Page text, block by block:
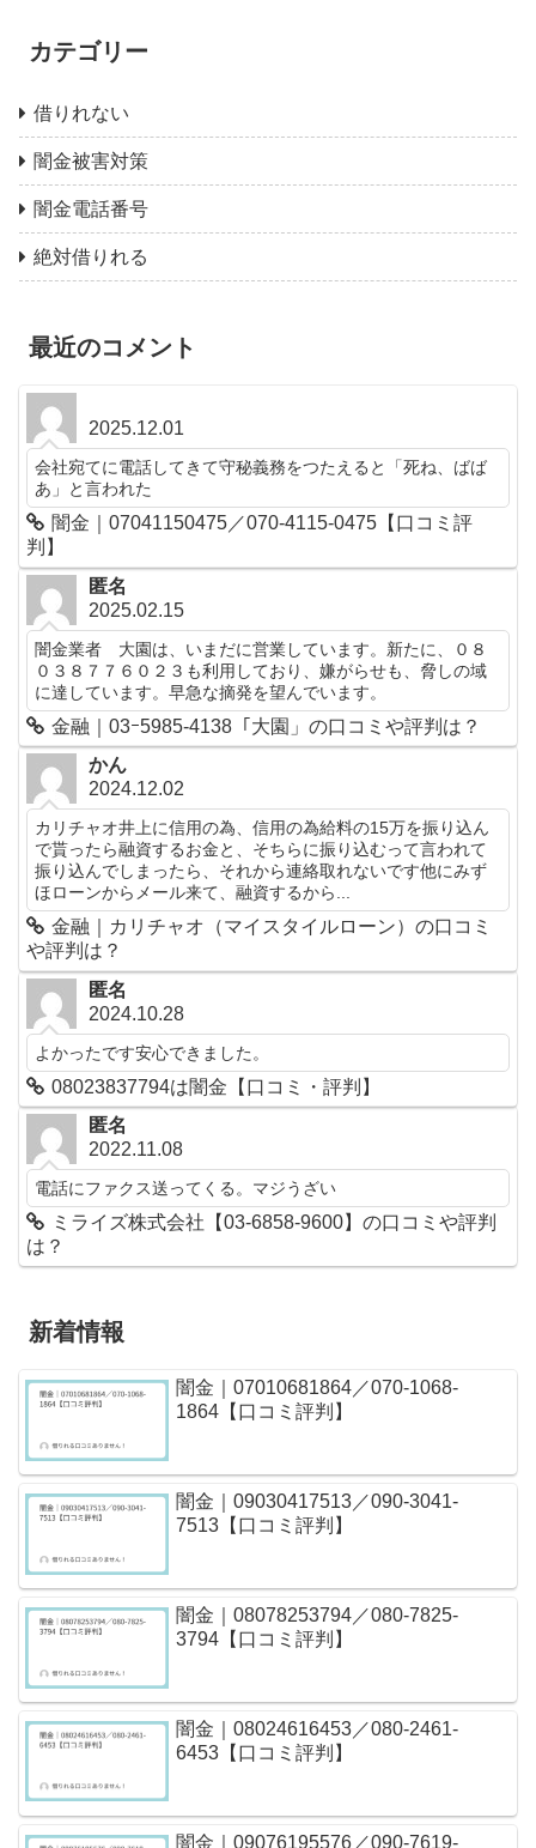
カテゴリー
借りれない
闇金被害対策
闇金電話番号
絶対借りれる
最近のコメント
2025.12.01
会社宛てに電話してきて守秘義務をつたえると「死ね、ばば
あ」と言われた
闇金｜07041150475／070-4115-0475【口コミ評
判】
匿名
2025.02.15
闇金業者 大園は、いまだに営業しています。新たに、０８
０３８７７６０２３も利用しており、嫌がらせも、脅しの域
に達しています。早急な摘発を望んでいます。
金融｜03ｰ5985-4138「大園」の口コミや評判は？
かん
2024.12.02
カリチャオ井上に信用の為、信用の為給料の15万を振り込ん
で貰ったら融資するお金と、そちらに振り込むって言われて
振り込んでしまったら、それから連絡取れないです他にみず
ほローンからメール来て、融資するから...
金融｜カリチャオ（マイスタイルローン）の口コミ
や評判は？
匿名
2024.10.28
よかったです安心できました。
08023837794は闇金【口コミ・評判】
匿名
2022.11.08
電話にファクス送ってくる。マジうざい
ミライズ株式会社【03-6858-9600】の口コミや評判
は？
新着情報
闇金｜07010681864／070-1068-
1864【口コミ評判】
闇金｜09030417513／090-3041-
7513【口コミ評判】
闇金｜08078253794／080-7825-
3794【口コミ評判】
闇金｜08024616453／080-2461-
6453【口コミ評判】
闇金｜09076195576／090-7619-